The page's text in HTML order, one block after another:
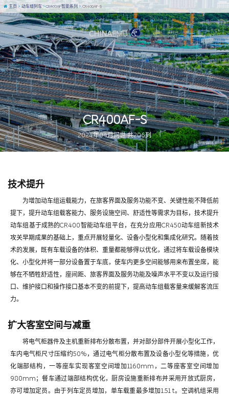
图 / 董邱迪
CR400AF-S
2024年04月问世 共206列
主页 动车组列车 CR400AF智能系列 CR400AF-S
技术提升
为增加动车组运载能力，在旅客界面及服务功能不变、关键性能不降低前
提下，提升动车组载客能力、服务设施空间、舒适性等需求为目标，技术提升
动车组基于成熟的CR400智能动车组平台，在充分应用CR450动车组新技术
攻关早期成果的基础上，重点开展轻量化、设备小型化和集成化研究。随着技
术的发展，既有车载设备的体积、重量都能够得以优化，通过将车载设备模块
化、小型化并将一部分设备置于车底，使车内更多空间能够用来布置坐席，能
够在不牺牲舒适性，座间距、旅客界面及服务功能及噪声水平不变以及运行接
口、维护接口和操作接口基本不变的前提下，提高动车组载客量来缓解客流压
力。
扩大客室空间与减重
将电气柜器件及主机重新排布分散布置，并对部分部件开展小型化工作，
车内电气柜尺寸压缩约50%，通过电气柜分散布置及设备小型化等措施，优
化端部结构，一等座车实现客室空间增加1160mm，二等座客室空间增加
980mm；餐车通过端部结构优化，厨房设施重新排布并采用开放式厨房，
亦可增加定员。由于列车定员增加，单车载重最多增加1.51 t。空调机组采用